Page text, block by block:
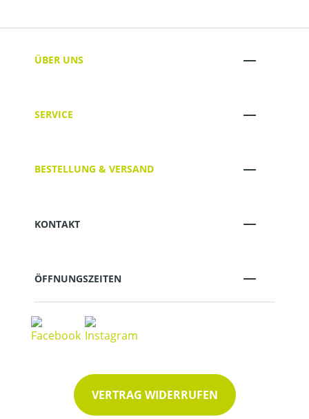
ÜBER UNS
SERVICE
BESTELLUNG & VERSAND
KONTAKT
ÖFFNUNGSZEITEN
VERTRAG WIDERRUFEN